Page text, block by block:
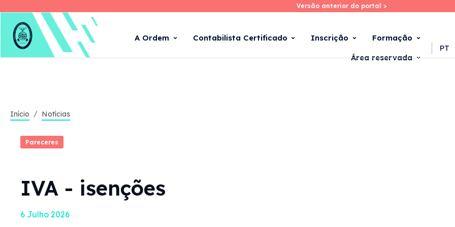
Skip
main
Versão anterior do portal >
Versão anterior do portal >
A Ordem Contabilista Certificado Inscrição Formação
Área reservada
PT
Início Notícias
Pareceres
IVA - isenções
6 Julho 2026